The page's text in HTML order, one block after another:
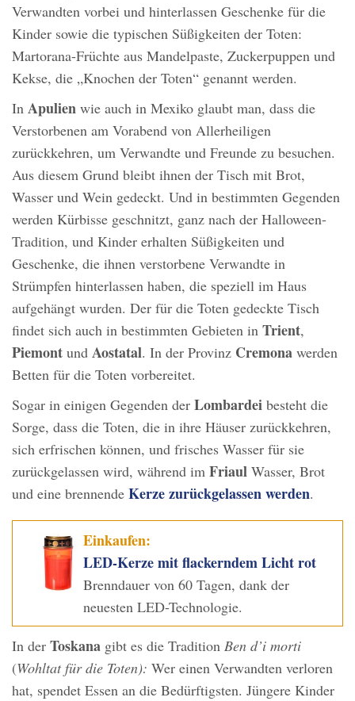
Verwandten vorbei und hinterlassen Geschenke für die
Kinder sowie die typischen Süßigkeiten der Toten:
Martorana-Früchte aus Mandelpaste, Zuckerpuppen und
Kekse, die „Knochen der Toten“ genannt werden.
In Apulien wie auch in Mexiko glaubt man, dass die
Verstorbenen am Vorabend von Allerheiligen
zurückkehren, um Verwandte und Freunde zu besuchen.
Aus diesem Grund bleibt ihnen der Tisch mit Brot,
Wasser und Wein gedeckt. Und in bestimmten Gegenden
werden Kürbisse geschnitzt, ganz nach der Halloween-
Tradition, und Kinder erhalten Süßigkeiten und
Geschenke, die ihnen verstorbene Verwandte in
Strümpfen hinterlassen haben, die speziell im Haus
aufgehängt wurden. Der für die Toten gedeckte Tisch
findet sich auch in bestimmten Gebieten in Trient,
Piemont und Aostatal. In der Provinz Cremona werden
Betten für die Toten vorbereitet.
Sogar in einigen Gegenden der Lombardei besteht die
Sorge, dass die Toten, die in ihre Häuser zurückkehren,
sich erfrischen können, und frisches Wasser für sie
zurückgelassen wird, während im Friaul Wasser, Brot
und eine brennende Kerze zurückgelassen werden.
Einkaufen:
LED-Kerze mit flackerndem Licht rot
Brenndauer von 60 Tagen, dank der
neuesten LED-Technologie.
In der Toskana gibt es die Tradition Ben d’i morti
(Wohltat für die Toten): Wer einen Verwandten verloren
hat, spendet Essen an die Bedürftigsten. Jüngere Kinder